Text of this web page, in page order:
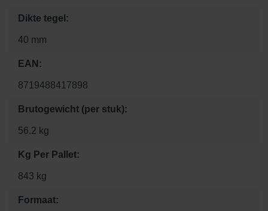
Dikte tegel:
40 mm
EAN:
8719488417898
Brutogewicht (per stuk):
56.2 kg
Kg Per Pallet:
843 kg
Formaat: